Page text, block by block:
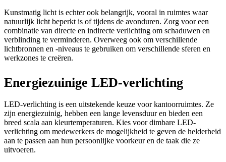
Kunstmatig licht is echter ook belangrijk, vooral in ruimtes waar
natuurlijk licht beperkt is of tijdens de avonduren. Zorg voor een
combinatie van directe en indirecte verlichting om schaduwen en
verblinding te verminderen. Overweeg ook om verschillende
lichtbronnen en -niveaus te gebruiken om verschillende sferen en
werkzones te creëren.
Energiezuinige LED-verlichting
LED-verlichting is een uitstekende keuze voor kantoorruimtes. Ze
zijn energiezuinig, hebben een lange levensduur en bieden een
breed scala aan kleurtemperaturen. Kies voor dimbare LED-
verlichting om medewerkers de mogelijkheid te geven de helderheid
aan te passen aan hun persoonlijke voorkeur en de taak die ze
uitvoeren.